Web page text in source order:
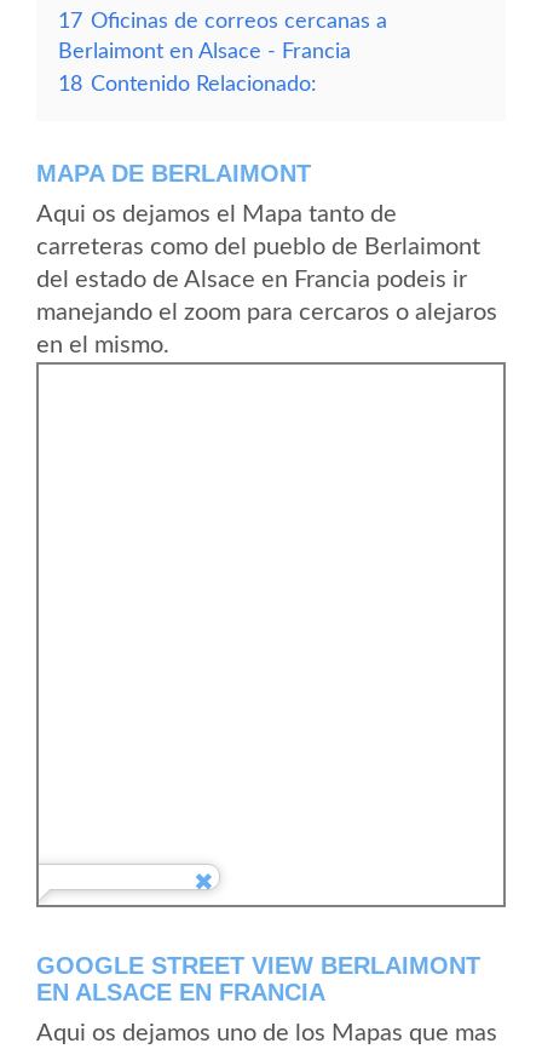
17 Oficinas de correos cercanas a
Berlaimont en Alsace - Francia
18 Contenido Relacionado:
MAPA DE BERLAIMONT
Aqui os dejamos el Mapa tanto de
carreteras como del pueblo de Berlaimont
del estado de Alsace en Francia podeis ir
manejando el zoom para cercaros o alejaros
en el mismo.
GOOGLE STREET VIEW BERLAIMONT
EN ALSACE EN FRANCIA
Aqui os dejamos uno de los Mapas que mas